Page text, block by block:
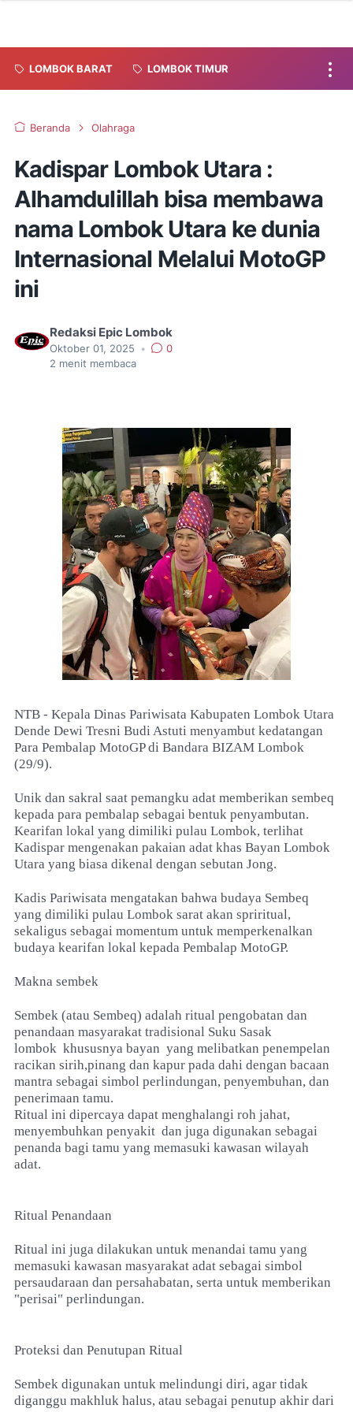
LOMBOK BARAT LOMBOK TIMUR
Beranda Olahraga
Kadispar Lombok Utara :
Alhamdulillah bisa membawa
nama Lombok Utara ke dunia
Internasional Melalui MotoGP
ini
Redaksi Epic Lombok
Oktober 01, 2025 •
0
2 menit membaca
NTB - Kepala Dinas Pariwisata Kabupaten Lombok Utara
Dende Dewi Tresni Budi Astuti menyambut kedatangan
Para Pembalap MotoGP di Bandara BIZAM Lombok
(29/9).
Unik dan sakral saat pemangku adat memberikan sembeq
kepada para pembalap sebagai bentuk penyambutan.
Kearifan lokal yang dimiliki pulau Lombok, terlihat
Kadispar mengenakan pakaian adat khas Bayan Lombok
Utara yang biasa dikenal dengan sebutan Jong.
Kadis Pariwisata mengatakan bahwa budaya Sembeq
yang dimiliki pulau Lombok sarat akan spriritual,
sekaligus sebagai momentum untuk memperkenalkan
budaya kearifan lokal kepada Pembalap MotoGP.
Makna sembek
Sembek (atau Sembeq) adalah ritual pengobatan dan
penandaan masyarakat tradisional Suku Sasak
lombok khususnya bayan yang melibatkan penempelan
racikan sirih,pinang dan kapur pada dahi dengan bacaan
mantra sebagai simbol perlindungan, penyembuhan, dan
penerimaan tamu.
Ritual ini dipercaya dapat menghalangi roh jahat,
menyembuhkan penyakit dan juga digunakan sebagai
penanda bagi tamu yang memasuki kawasan wilayah
adat.
Ritual Penandaan
Ritual ini juga dilakukan untuk menandai tamu yang
memasuki kawasan masyarakat adat sebagai simbol
persaudaraan dan persahabatan, serta untuk memberikan
"perisai" perlindungan.
Proteksi dan Penutupan Ritual
Sembek digunakan untuk melindungi diri, agar tidak
diganggu makhluk halus, atau sebagai penutup akhir dari